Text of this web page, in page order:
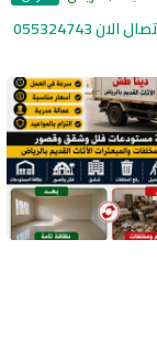
دينا طش الاثاث القديم والتالف بالرياض اتصال الان 055324743